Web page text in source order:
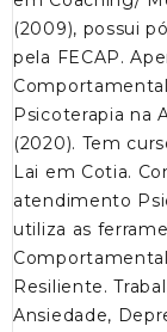
(2009), possui
pela FECAP.
Psicoterapia na
(2020). Tem
Lai em Cotia.
atendimento
utiliza as
Resiliente.
Ansiedade,